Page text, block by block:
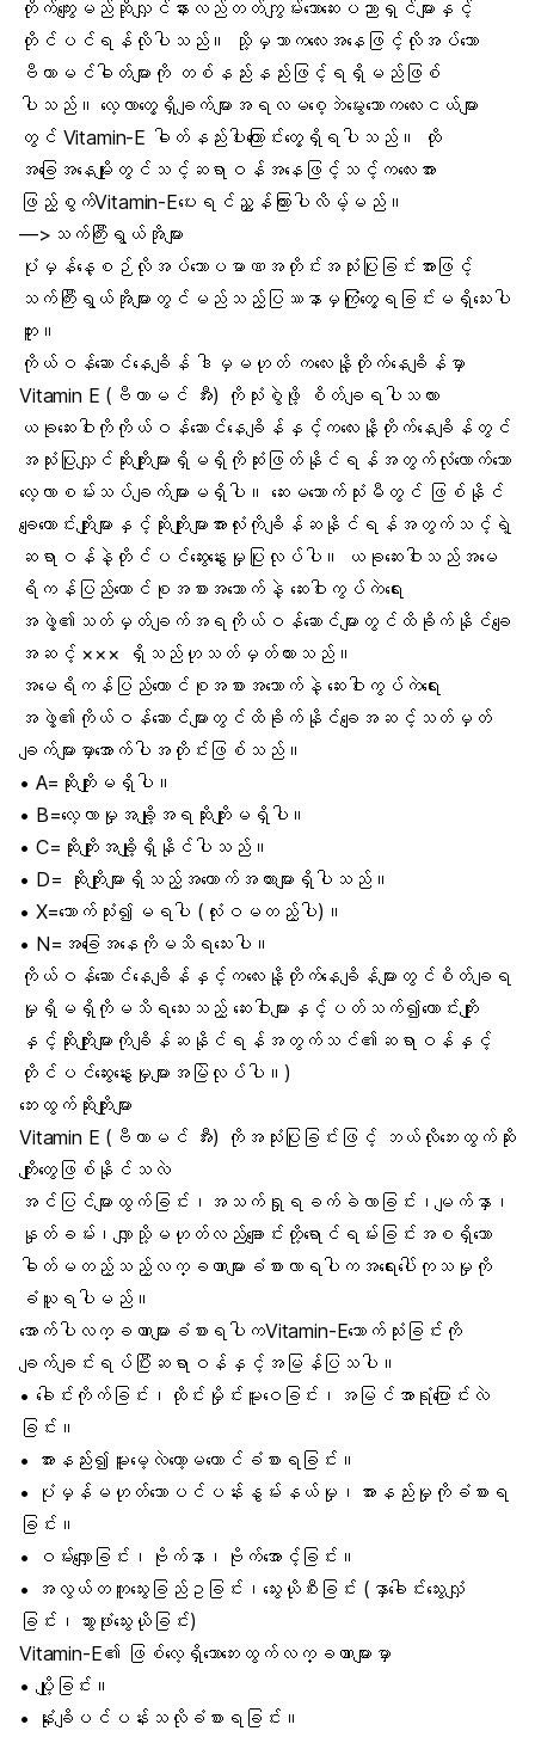
တိုက်ကျွေးမည်ဆိုလျှင်နားလည်တတ်ကျွမ်းသောဆေးပညာရှင်များနှင့်
တိုင်ပင်ရန်လိုပါသည်။ သို့မှသာကလေးအနေဖြင့်လိုအပ်သော
ဗီတာမင်ဓါတ်များကို တစ်နည်းနည်းဖြင့်ရရှိမည်ဖြစ်
ပါသည်။ လေ့လာတွေ့ရှိချက်များအရလမစေ့ဘဲမွေးသောကလေးငယ်များ
တွင် Vitamin-E ဓါတ်နည်းပါးကြောင်းတွေ့ရှိရပါသည်။ ထို
အခြေအနေမျိုးတွင်သင့်ဆရာဝန်အနေဖြင့်သင့်ကလေးအား
ဖြည့်စွက်Vitamin-Eပေးရင်ညွှန်ကြားပါလိမ့်မည်။
—>သက်ကြီးရွယ်အိုများ
ပုံမှန်နေ့စဉ်လိုအပ်သောပမာဏအတိုင်းအသုံးပြုခြင်းအားဖြင့်
သက်ကြီးရွယ်အိုများတွင်မည်သည့်ပြဿနာမှကြုံတွေ့ရခြင်းမရှိသေးပါ
ဘူး။
ကိုယ်ဝန်ဆောင်နေချိန် ဒါမှမဟုတ် ကလေးနို့တိုက်နေချိန်မှာ
Vitamin E (ဗီတာမင် အီး) ကိုသုံးစွဲဖို့ စိတ်ချရပါသလား
ယခုဆေးဝါးကိုကိုယ်ဝန်ဆောင်နေချိန်နှင့်ကလေးနို့တိုက်နေချိန်တွင်
အသုံးပြုလျှင်ဆိုးကျိုးများရှိမရှိကိုဆုံးဖြတ်နိုင်ရန်အတွက်လုံလောက်သော
လေ့လာစမ်းသပ်ချက်များမရှိပါ။ ဆေးမသောက်သုံးမီတွင် ဖြစ်နိုင်
ချေကောင်းကျိုးများနှင့်ဆိုးကျိုးများအားလုံးကိုချိန်ဆနိုင်ရန်အတွက်သင့်ရဲ့
ဆရာဝန်နဲ့တိုင်ပင်ဆွေးနွေးမှုပြုလုပ်ပါ။ ယခုဆေးဝါးသည်အမေ
ရိကန်ပြည်ထောင်စုအစားအသောက်နဲ့ ဆေးဝါးကွပ်ကဲရေး
အဖွဲ့၏သတ်မှတ်ချက်အရကိုယ်ဝန်ဆောင်များတွင်ထိခိုက်နိုင်ချေ
အဆင့် ××× ရှိသည်ဟုသတ်မှတ်ထားသည်။
အမေရိကန်ပြည်ထောင်စုအစားအသောက်နဲ့ ဆေးဝါးကွပ်ကဲရေး
အဖွဲ့၏ကိုယ်ဝန်ဆောင်များတွင်ထိခိုက်နိုင်ချေအဆင့်သတ်မှတ်
ချက်များမှာအောက်ပါအတိုင်းဖြစ်သည်။
• A=ဆိုးကျိုးမရှိပါ။
• B=လေ့လာမှုအချို့အရဆိုးကျိုးမရှိပါ။
• C=ဆိုးကျိုးအချို့ရှိနိုင်ပါသည်။
• D= ဆိုးကျိုးများရှိသည့်အထောက်အထားများရှိပါသည်။
• X=သောက်သုံး၍မရပါ (လုံးဝမတည့်ပါ)။
• N=အခြေအနေကိုမသိရသေးပါ။
ကိုယ်ဝန်ဆောင်နေချိန်နှင့်ကလေးနို့တိုက်နေချိန်များတွင်စိတ်ချရ
မှုရှိမရှိကိုမသိရသေးသည့် ဆေးဝါးများနှင့်ပတ်သက်၍ကောင်းကျိုး
နှင့်ဆိုးကျိုးများကိုချိန်ဆနိုင်ရန်အတွက်သင်၏ဆရာဝန်နှင့်
တိုင်ပင်ဆွေးနွေးမှုများအမြဲလုပ်ပါ။)
ဘေးထွက်ဆိုးကျိုးများ
Vitamin E (ဗီတာမင် အီး) ကိုအသုံးပြုခြင်းဖြင့် ဘယ်လိုဘေးထွက်ဆိုး
ကျိုးတွေဖြစ်နိုင်သလဲ
အင်ပြင်များထွက်ခြင်း၊အသက်ရှုရခက်ခဲလာခြင်း၊မျက်နှာ၊
နှုတ်ခမ်း၊လျှာသို့မဟုတ်လည်ချောင်းတို့ရောင်ရမ်းခြင်းအစရှိသော
ဓါတ်မတည့်သည့်လက္ခဏာများခံစားလာရပါကအရေးပေါ်ကုသမှုကို
ခံယူရပါမည်။
အောက်ပါလက္ခဏာများခံစားရပါကVitamin-Eသောက်သုံးခြင်းကို
ချက်ချင်းရပ်ပြီးဆရာဝန်နှင့်အမြန်ပြသပါ။
• ခေါင်းကိုက်ခြင်း၊ထိုင်းမှိုင်းမူးဝေခြင်း၊အမြင်အာရုံပြောင်းလဲ
ခြင်း။
• အားနည်း၍မူးမေ့လဲတော့မယောင်ခံစားရခြင်း။
• ပုံမှန်မဟုတ်သောပင်ပန်းနွမ်းနယ်မှု၊အားနည်းမှုကိုခံစားရ
ခြင်း။
• ဝမ်းလျှောခြင်း၊ဗိုက်နာ၊ဗိုက်အောင့်ခြင်း။
• အလွယ်တကူသွေးခြည်ဥခြင်း၊သွေးယိုစီးခြင်း (နှာခေါင်းသွေးလျှံ
ခြင်း၊သွားဖုံးသွေးယိုခြင်း)
Vitamin-E၏ ဖြစ်လေ့ရှိသောဘေးထွက်လက္ခဏာများမှာ
• ပျို့ခြင်း။
• နုံးချိပင်ပန်းသလိုခံစားရခြင်း။